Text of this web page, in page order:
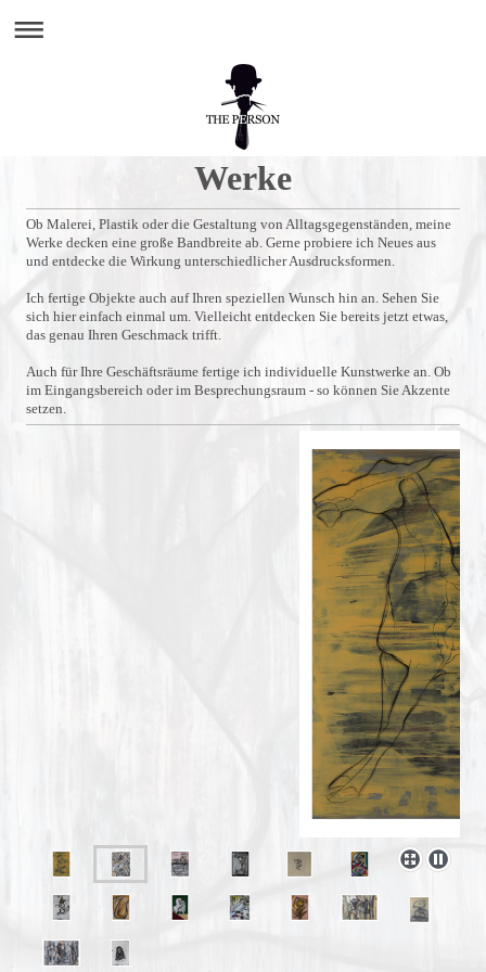
Werke
Ob Malerei, Plastik oder die Gestaltung von Alltagsgegenständen, meine
Werke decken eine große Bandbreite ab. Gerne probiere ich Neues aus
und entdecke die Wirkung unterschiedlicher Ausdrucksformen.
Ich fertige Objekte auch auf Ihren speziellen Wunsch hin an. Sehen Sie
sich hier einfach einmal um. Vielleicht entdecken Sie bereits jetzt etwas,
das genau Ihren Geschmack trifft.
Auch für Ihre Geschäftsräume fertige ich individuelle Kunstwerke an. Ob
im Eingangsbereich oder im Besprechungsraum - so können Sie Akzente
setzen.